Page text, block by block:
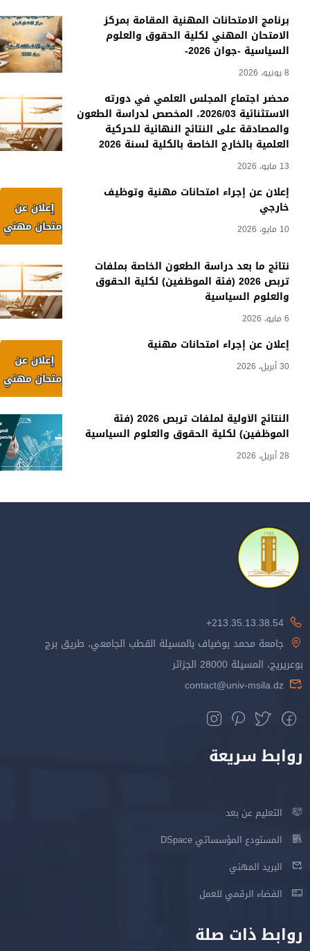
برنامج الامتحانات المهنية المقامة بمركز
الامتحان المهني لكلية الحقوق والعلوم
السياسية -جوان 2026-
8 يونيو، 2026
محضر اجتماع المجلس العلمي في دورته
الاستثنائية 2026/03، المخصص لدراسة الطعون
والمصادقة على النتائج النهائية للحركية
العلمية بالخارج الخاصة بالكلية لسنة 2026
13 مايو، 2026
إعلان عن إجراء امتحانات مهنية وتوظيف
خارجي
10 مايو، 2026
نتائج ما بعد دراسة الطعون الخاصة بملفات
تربص 2026 (فئة الموظفين) لكلية الحقوق
والعلوم السياسية
6 مايو، 2026
إعلان عن إجراء امتحانات مهنية
30 أبريل، 2026
النتائج الأولية لملفات تربص 2026 (فئة
الموظفين) لكلية الحقوق والعلوم السياسية
28 أبريل، 2026
213.35.13.38.54+
جامعة محمد بوضياف بالمسيلة القطب الجامعي، طريق برج
بوعريريج، المسيلة 28000 الجزائر
contact@univ-msila.dz
روابط سريعة
التعليم عن بعد
المستودع المؤسساتي DSpace
البريد المهني
الفضاء الرقمي للعمل
روابط ذات صلة